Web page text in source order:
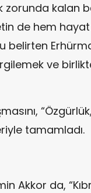
zorunda kalan
de hem hayat
belirten
ve
tamamladı.
Akkor da,